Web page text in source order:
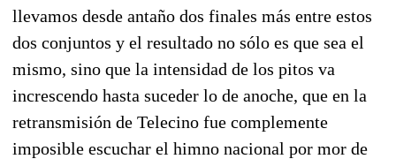
llevamos desde antaño dos finales más entre estos
dos conjuntos y el resultado no sólo es que sea el
mismo, sino que la intensidad de los pitos va
increscendo hasta suceder lo de anoche, que en la
retransmisión de Telecino fue complemente
imposible escuchar el himno nacional por mor de